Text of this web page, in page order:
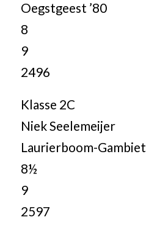
Oegstgeest ’80
8
9
2496
Klasse 2C
Niek Seelemeijer
Laurierboom-Gambiet
8½
9
2597